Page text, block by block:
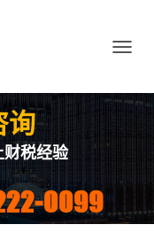
导
询
财税经验
0099